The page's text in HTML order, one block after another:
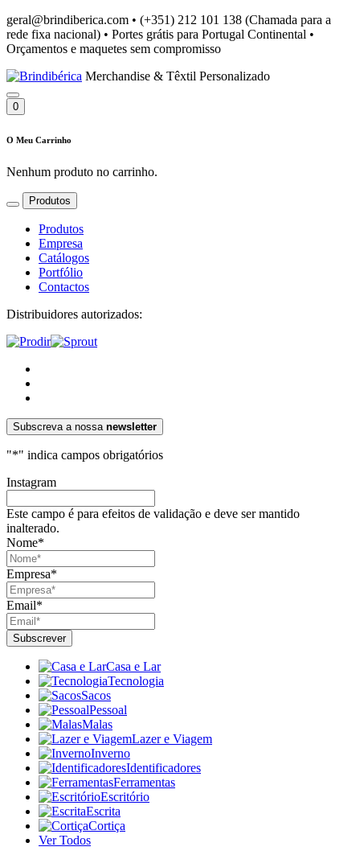
geral@brindiberica.com • (+351) 212 101 138 (Chamada para a
rede fixa nacional) • Portes grátis para Portugal Continental •
Orçamentos e maquetes sem compromisso
Merchandise & Têxtil Personalizado
0
O Meu Carrinho
Nenhum produto no carrinho.
Produtos
Produtos
Empresa
Catálogos
Portfólio
Contactos
Distribuidores autorizados:
Subscreva a nossa newsletter
"*" indica campos obrigatórios
Instagram
Este campo é para efeitos de validação e deve ser mantido
inalterado.
Nome*
Empresa*
Email*
Casa e Lar
Tecnologia
Sacos
Pessoal
Malas
Lazer e Viagem
Inverno
Identificadores
Ferramentas
Escritório
Escrita
Cortiça
Ver Todos